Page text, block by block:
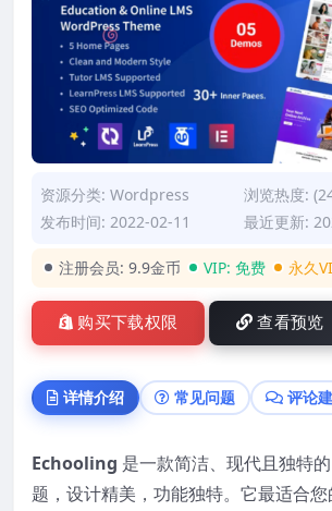
资源分类: Wordpress
浏览热度:
发布时间: 2022-02-11
最近更新:
注册会员: 9.9金币 VIP: 免费 永久
购买下载权限 查看预览
详情介绍 常见问题 评论
Echooling 是一款简洁、现代且独特
题，设计精美，功能独特。它最适合